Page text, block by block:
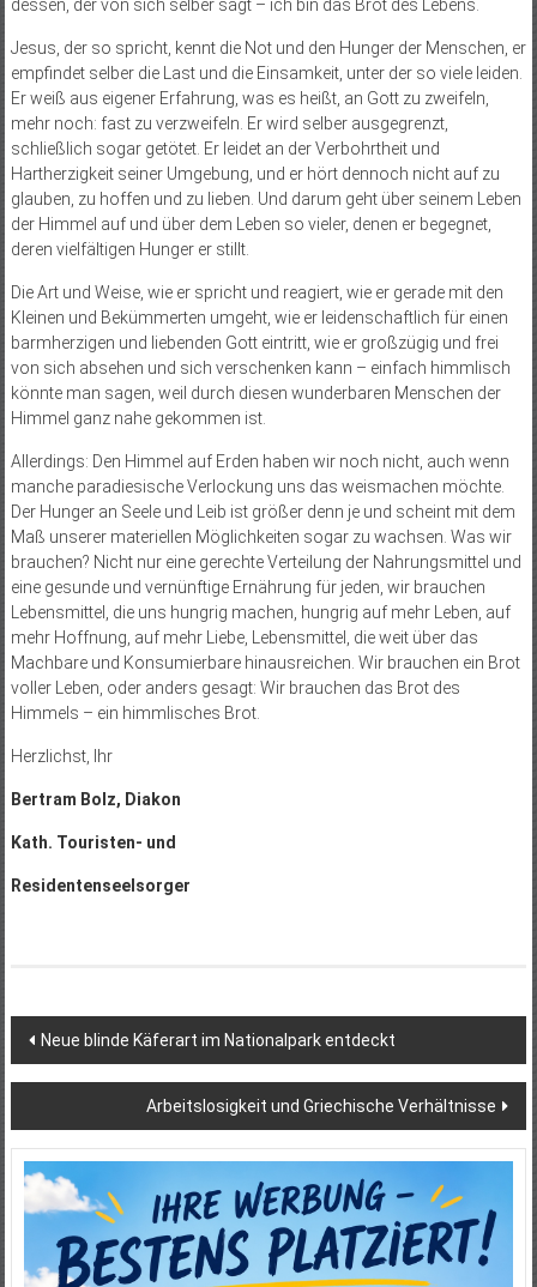
dessen, der von sich selber sagt – ich bin das Brot des Lebens.
Jesus, der so spricht, kennt die Not und den Hunger der Menschen, er
empfindet selber die Last und die Einsamkeit, unter der so viele leiden.
Er weiß aus eigener Erfahrung, was es heißt, an Gott zu zweifeln,
mehr noch: fast zu verzweifeln. Er wird selber ausgegrenzt,
schließlich sogar getötet. Er leidet an der Verbohrtheit und
Hartherzigkeit seiner Umgebung, und er hört dennoch nicht auf zu
glauben, zu hoffen und zu lieben. Und darum geht über seinem Leben
der Himmel auf und über dem Leben so vieler, denen er begegnet,
deren vielfältigen Hunger er stillt.
Die Art und Weise, wie er spricht und reagiert, wie er gerade mit den
Kleinen und Bekümmerten umgeht, wie er leidenschaftlich für einen
barmherzigen und liebenden Gott eintritt, wie er großzügig und frei
von sich absehen und sich verschenken kann – einfach himmlisch
könnte man sagen, weil durch diesen wunderbaren Menschen der
Himmel ganz nahe gekommen ist.
Allerdings: Den Himmel auf Erden haben wir noch nicht, auch wenn
manche paradiesische Verlockung uns das weismachen möchte.
Der Hunger an Seele und Leib ist größer denn je und scheint mit dem
Maß unserer materiellen Möglichkeiten sogar zu wachsen. Was wir
brauchen? Nicht nur eine gerechte Verteilung der Nahrungsmittel und
eine gesunde und vernünftige Ernährung für jeden, wir brauchen
Lebensmittel, die uns hungrig machen, hungrig auf mehr Leben, auf
mehr Hoffnung, auf mehr Liebe, Lebensmittel, die weit über das
Machbare und Konsumierbare hinausreichen. Wir brauchen ein Brot
voller Leben, oder anders gesagt: Wir brauchen das Brot des
Himmels – ein himmlisches Brot.
Herzlichst, Ihr
Bertram Bolz, Diakon
Kath. Touristen- und
Residentenseelsorger
Beitragsnavigation
Neue blinde Käferart im Nationalpark entdeckt
Arbeitslosigkeit und Griechische Verhältnisse